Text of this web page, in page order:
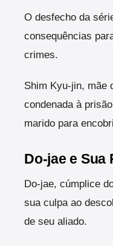
O desfecho da
consequências
crimes.
Shim Kyu-jin, mãe
condenada à
marido para
Do-jae e Sua
Do-jae, cúmplice
sua culpa ao
de seu aliado.